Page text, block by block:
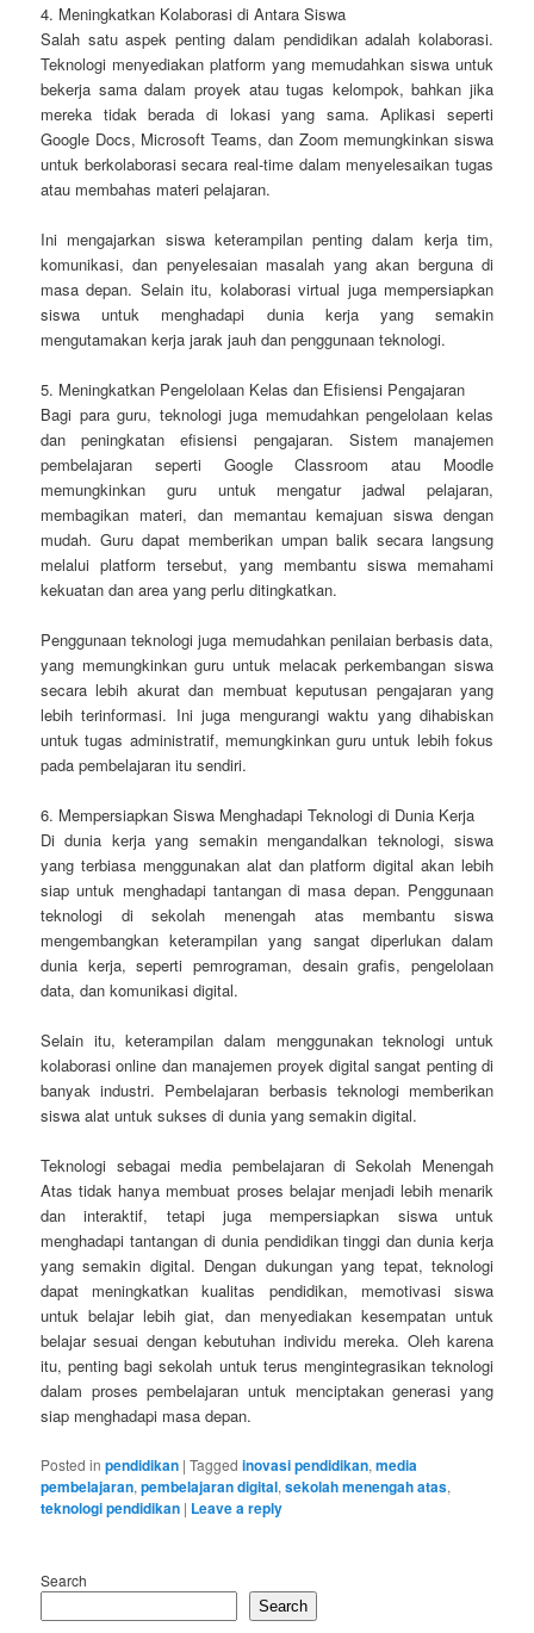
4. Meningkatkan Kolaborasi di Antara Siswa
Salah satu aspek penting dalam pendidikan adalah kolaborasi.
Teknologi menyediakan platform yang memudahkan siswa untuk
bekerja sama dalam proyek atau tugas kelompok, bahkan jika
mereka tidak berada di lokasi yang sama. Aplikasi seperti
Google Docs, Microsoft Teams, dan Zoom memungkinkan siswa
untuk berkolaborasi secara real-time dalam menyelesaikan tugas
atau membahas materi pelajaran.
Ini mengajarkan siswa keterampilan penting dalam kerja tim,
komunikasi, dan penyelesaian masalah yang akan berguna di
masa depan. Selain itu, kolaborasi virtual juga mempersiapkan
siswa untuk menghadapi dunia kerja yang semakin
mengutamakan kerja jarak jauh dan penggunaan teknologi.
5. Meningkatkan Pengelolaan Kelas dan Efisiensi Pengajaran
Bagi para guru, teknologi juga memudahkan pengelolaan kelas
dan peningkatan efisiensi pengajaran. Sistem manajemen
pembelajaran seperti Google Classroom atau Moodle
memungkinkan guru untuk mengatur jadwal pelajaran,
membagikan materi, dan memantau kemajuan siswa dengan
mudah. Guru dapat memberikan umpan balik secara langsung
melalui platform tersebut, yang membantu siswa memahami
kekuatan dan area yang perlu ditingkatkan.
Penggunaan teknologi juga memudahkan penilaian berbasis data,
yang memungkinkan guru untuk melacak perkembangan siswa
secara lebih akurat dan membuat keputusan pengajaran yang
lebih terinformasi. Ini juga mengurangi waktu yang dihabiskan
untuk tugas administratif, memungkinkan guru untuk lebih fokus
pada pembelajaran itu sendiri.
6. Mempersiapkan Siswa Menghadapi Teknologi di Dunia Kerja
Di dunia kerja yang semakin mengandalkan teknologi, siswa
yang terbiasa menggunakan alat dan platform digital akan lebih
siap untuk menghadapi tantangan di masa depan. Penggunaan
teknologi di sekolah menengah atas membantu siswa
mengembangkan keterampilan yang sangat diperlukan dalam
dunia kerja, seperti pemrograman, desain grafis, pengelolaan
data, dan komunikasi digital.
Selain itu, keterampilan dalam menggunakan teknologi untuk
kolaborasi online dan manajemen proyek digital sangat penting di
banyak industri. Pembelajaran berbasis teknologi memberikan
siswa alat untuk sukses di dunia yang semakin digital.
Teknologi sebagai media pembelajaran di Sekolah Menengah
Atas tidak hanya membuat proses belajar menjadi lebih menarik
dan interaktif, tetapi juga mempersiapkan siswa untuk
menghadapi tantangan di dunia pendidikan tinggi dan dunia kerja
yang semakin digital. Dengan dukungan yang tepat, teknologi
dapat meningkatkan kualitas pendidikan, memotivasi siswa
untuk belajar lebih giat, dan menyediakan kesempatan untuk
belajar sesuai dengan kebutuhan individu mereka. Oleh karena
itu, penting bagi sekolah untuk terus mengintegrasikan teknologi
dalam proses pembelajaran untuk menciptakan generasi yang
siap menghadapi masa depan.
Posted in pendidikan |Tagged inovasi pendidikan,media
pembelajaran,pembelajaran digital,sekolah menengah atas,
teknologi pendidikan | Leave a reply
Search
Search